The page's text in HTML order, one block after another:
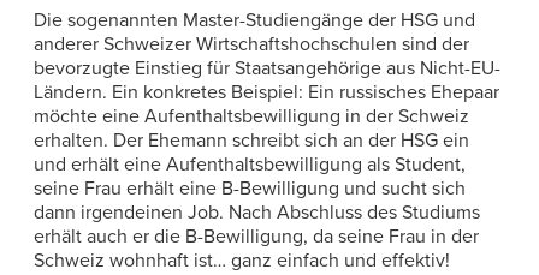
Die sogenannten Master-Studiengänge der HSG und
anderer Schweizer Wirtschaftshochschulen sind der
bevorzugte Einstieg für Staatsangehörige aus Nicht-EU-
Ländern. Ein konkretes Beispiel: Ein russisches Ehepaar
möchte eine Aufenthaltsbewilligung in der Schweiz
erhalten. Der Ehemann schreibt sich an der HSG ein
und erhält eine Aufenthaltsbewilligung als Student,
seine Frau erhält eine B-Bewilligung und sucht sich
dann irgendeinen Job. Nach Abschluss des Studiums
erhält auch er die B-Bewilligung, da seine Frau in der
Schweiz wohnhaft ist… ganz einfach und effektiv!